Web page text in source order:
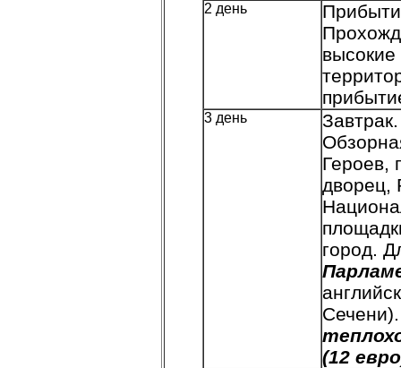
2 день
высокие
3 день
Завтрак.
Героев,
дворец,
город.
(12